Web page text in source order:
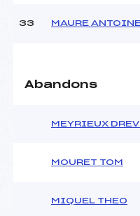
33 MAURE
Abandons
MEYRIEUX
MOURET TOM
MIQUEL THEO